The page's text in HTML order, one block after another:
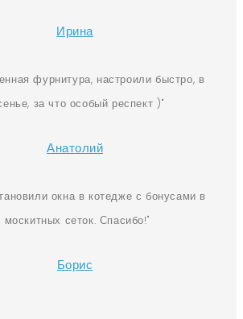
Ирина
фурнитура, настроили быстро, в
за что особый респект )
Анатолий
окна в котедже с бонусами в
москитных сеток. Спасибо!
Борис